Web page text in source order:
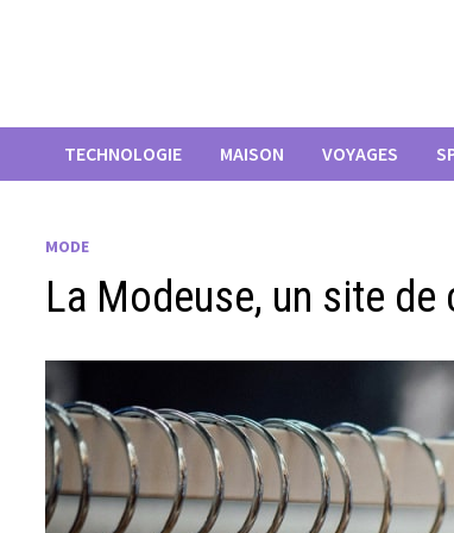
TECHNOLOGIE MAISON VOYAGES
MODE
La Modeuse, un site